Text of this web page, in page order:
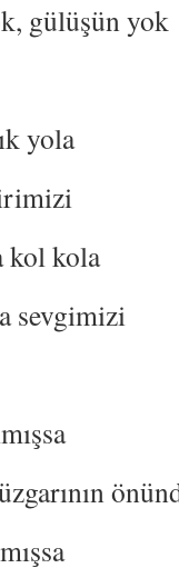
gülüşün yok
yola
kol kola
sevgimizi